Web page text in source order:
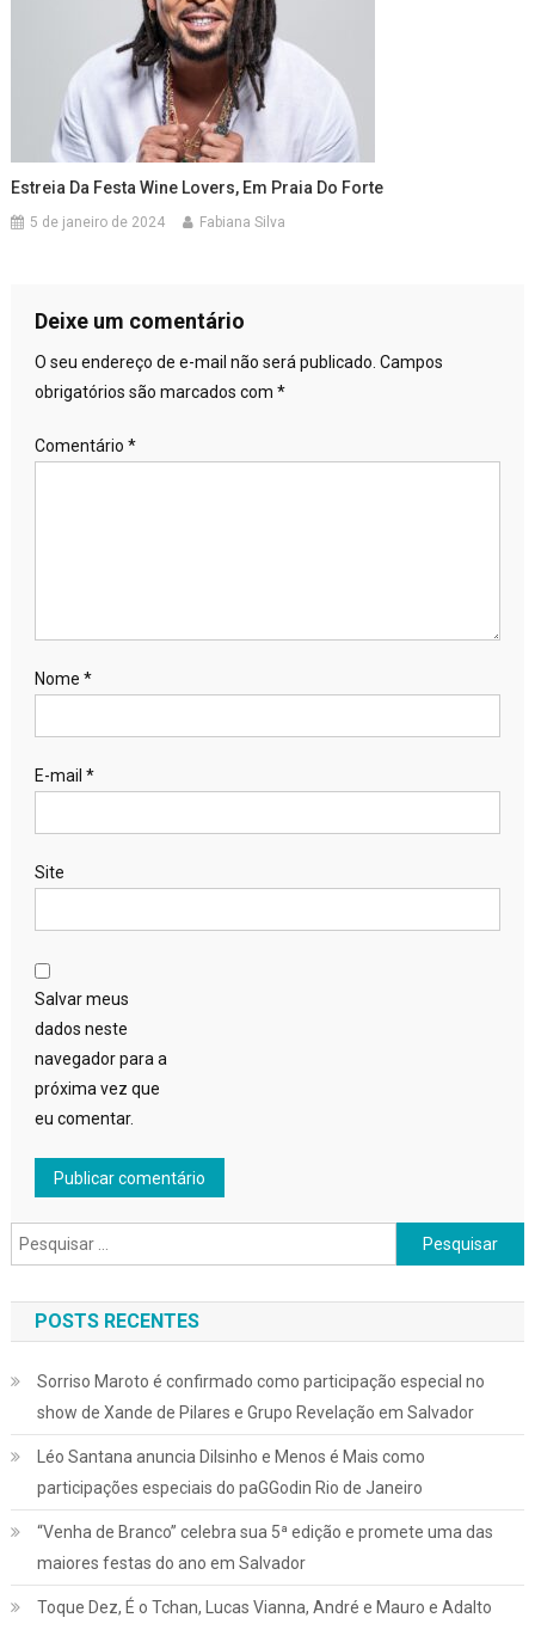
Estreia Da Festa Wine Lovers, Em Praia Do Forte
5 de janeiro de 2024 Fabiana Silva
Deixe um comentário
O seu endereço de e-mail não será publicado. Campos
obrigatórios são marcados com *
Comentário *
Nome *
E-mail *
Site
Salvar meus
dados neste
navegador para a
próxima vez que
eu comentar.
Pesquisar
por:
POSTS RECENTES
Sorriso Maroto é confirmado como participação especial no
show de Xande de Pilares e Grupo Revelação em Salvador
Léo Santana anuncia Dilsinho e Menos é Mais como
participações especiais do paGGodin Rio de Janeiro
“Venha de Branco” celebra sua 5ª edição e promete uma das
maiores festas do ano em Salvador
Toque Dez, É o Tchan, Lucas Vianna, André e Mauro e Adalto